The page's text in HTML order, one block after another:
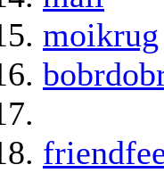
moikrug